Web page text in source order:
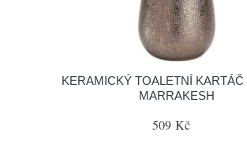
KERAMICKÝ TOALETNÍ KARTÁČ
MARRAKESH
509 Kč